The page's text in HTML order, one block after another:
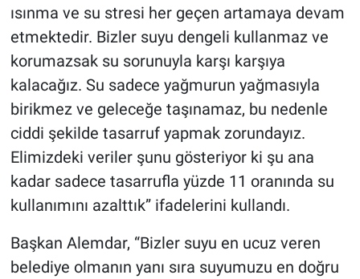
ısınma ve su stresi her geçen artamaya devam
etmektedir. Bizler suyu dengeli kullanmaz ve
korumazsak su sorunuyla karşı karşıya
kalacağız. Su sadece yağmurun yağmasıyla
birikmez ve geleceğe taşınamaz, bu nedenle
ciddi şekilde tasarruf yapmak zorundayız.
Elimizdeki veriler şunu gösteriyor ki şu ana
kadar sadece tasarrufla yüzde 11 oranında su
kullanımını azalttık” ifadelerini kullandı.
Başkan Alemdar, “Bizler suyu en ucuz veren
belediye olmanın yanı sıra suyumuzu en doğru